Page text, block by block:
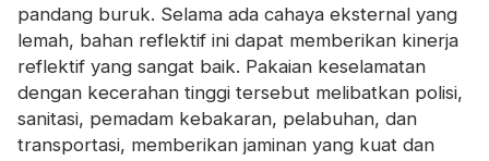
pandang buruk. Selama ada cahaya eksternal yang
lemah, bahan reflektif ini dapat memberikan kinerja
reflektif yang sangat baik. Pakaian keselamatan
dengan kecerahan tinggi tersebut melibatkan polisi,
sanitasi, pemadam kebakaran, pelabuhan, dan
transportasi, memberikan jaminan yang kuat dan